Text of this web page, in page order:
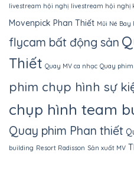
livestream hội nghị livestream hội nghị
Movenpick Phan Thiết Mũi Né Bay
flycam bất động sản
Thiết Quay MV ca nhạc Quay
phim chụp hình sự
chụp hình team
Quay phim Phan thiết
building Resort Radisson Sản xuất MV